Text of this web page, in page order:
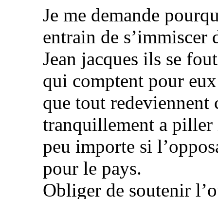
Je me demande
entrain de s’immiscer
Jean jacques ils se
qui comptent pour
que tout redeviennent
tranquillement a piller
peu importe si
pour le pays.
Obliger de soutenir